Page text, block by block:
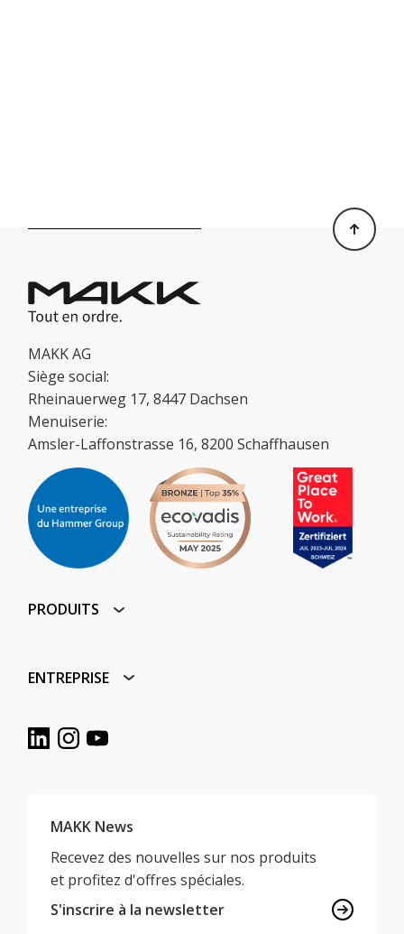
MAKK AG
Siège social:
Rheinauerweg 17, 8447 Dachsen
Menuiserie:
Amsler-Laffonstrasse 16, 8200 Schaffhausen
PRODUITS
ENTREPRISE
MAKK News
Recevez des nouvelles sur nos produits
et profitez d'offres spéciales.
S'inscrire à la newsletter